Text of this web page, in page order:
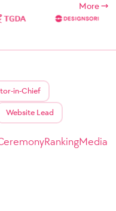
More
in-Chief
Website Lead
RankingMedia